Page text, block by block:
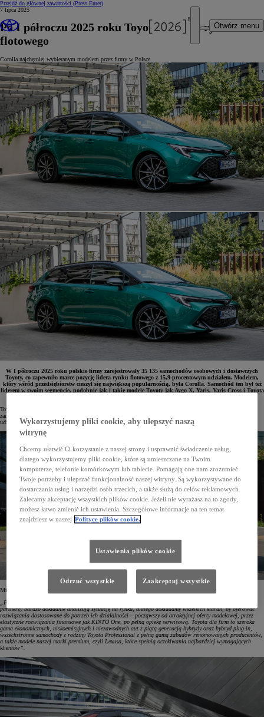
Przejdź do głównej zawartości (Press Enter)
Otwórz menu
7 lipca 2025
Po I półroczu 2025 roku Toyota liderem rynku
flotowego
Corolla najchętniej wybieranym modelem przez firmy w Polsce
W I półroczu 2025 roku polskie firmy zarejestrowały 35 135 samochodów osobowych i dostawczych
Toyoty, co zapewniło marce pozycję lidera rynku flotowego z 15,9-procentowym udziałem. Modelem,
który wśród przedsiębiorstw cieszył się największą popularnością, była Corolla. Samochód ten był też
liderem w swoim segmencie, podobnie jak i takie modele Toyoty jak Aygo X, Yaris, Yaris Cross i Toyota
Toyota utrzymuje pozycję lidera sprzedaży flotowej w Polsce. Od stycznia do czerwca 2025 roku firmy
zarejestrowały 35 135 samochodów osobowych i dostawczych marki, co przełożyło się na 15,9-procentowy
udział w rynku.
Mirosław Sochacki, Corporate Sales Senior Manager w Toyota Central Europe, tak to skomentował:
„Pozycja lidera rynku flotowego w Polsce to efekt zaufania, jakim obdarzają nas klienci. Wiemy, że nasi
partnerzy bardzo dokładnie analizują sytuację na rynku, dlatego dokładamy wszelkich starań, by oferować
rozwiązania dostosowane do potrzeb ich działalności – począwszy od atrakcyjnej oferty modelowej, przez
elastyczne rozwiązania finansowe jak KINTO One, po pełną opiekę serwisową. Toyota dla firm to szeroka
gama ekonomicznych, niskoemisyjnych i niezawodnych aut z piątą generacją hybrydy oraz hybryd plug-in,
wszechstronne samochody z rodziny Toyota Professional z pełną gamą zabudów renomowanych producentów,
a także modele naszej marki premium, czyli Lexusa, które spełnią oczekiwania najbardziej wymagających
klientów”.
Wykorzystujemy pliki cookie, aby ulepszyć naszą
witrynę
Chcemy ułatwić Ci korzystanie z naszej strony i usprawnić świadczenie usług,
dlatego wykorzystujemy pliki cookie, które są umieszczane na Twoim
komputerze, telefonie komórkowym lub tablecie. Pomagają one nam zrozumieć
Twoje potrzeby i ulepszać funkcjonalność naszej witryny. Są wykorzystywane do
dostarczania usług i narzędzi osób trzecich, a także służą do celów reklamowych.
Zalecamy akceptację wszystkich plików cookie. Jeżeli nie wyrażasz na to zgody,
możesz łatwo zmienić ich ustawienia. Szczegółowe informacje na ten temat
znajdziesz w naszej Polityce plików cookie.
Ustawienia plików cookie
Odrzuć wszystkie Zaakceptuj wszystkie